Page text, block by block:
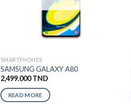
SMARTPHONES
SAMSUNG GALAXY A80
2,499.000TND
READ MORE